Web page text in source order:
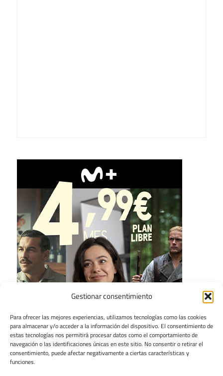
Gestionar consentimiento
Para ofrecer las mejores experiencias, utilizamos tecnologías como las cookies
para almacenar y/o acceder a la información del dispositivo. El consentimiento de
estas tecnologías nos permitirá procesar datos como el comportamiento de
navegación o las identificaciones únicas en este sitio. No consentir o retirar el
consentimiento, puede afectar negativamente a ciertas características y
funciones.